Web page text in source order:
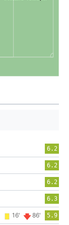
6.2
6.2
6.2
6.3
16' 86' 5.9